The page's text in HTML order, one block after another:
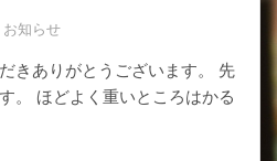
お知らせ
きありがとうございます。 先
。 ほどよく重いところはかる